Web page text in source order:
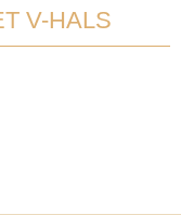
V-HALS